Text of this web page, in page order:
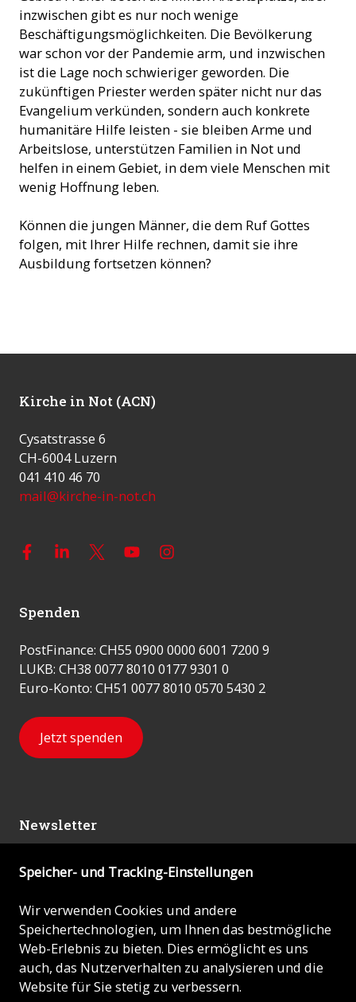
inzwischen gibt es nur noch wenige
Beschäftigungsmöglichkeiten. Die Bevölkerung
war schon vor der Pandemie arm, und inzwischen
ist die Lage noch schwieriger geworden. Die
zukünftigen Priester werden später nicht nur das
Evangelium verkünden, sondern auch konkrete
humanitäre Hilfe leisten - sie bleiben Arme und
Arbeitslose, unterstützen Familien in Not und
helfen in einem Gebiet, in dem viele Menschen mit
wenig Hoffnung leben.
Können die jungen Männer, die dem Ruf Gottes
folgen, mit Ihrer Hilfe rechnen, damit sie ihre
Ausbildung fortsetzen können?
Kirche in Not (ACN)
Cysatstrasse 6
CH-6004 Luzern
041 410 46 70
mail@kirche-in-not.ch
Spenden
PostFinance: CH55 0900 0000 6001 7200 9
LUKB: CH38 0077 8010 0177 9301 0
Euro-Konto: CH51 0077 8010 0570 5430 2
Jetzt spenden
Newsletter
Abonnieren
© 2026 - KIRCHE IN NOT (ACN)
Impressum
Speicher- und Tracking-Einstellungen
Wir verwenden Cookies und andere
Speichertechnologien, um Ihnen das bestmögliche
Web-Erlebnis zu bieten. Dies ermöglicht es uns
auch, das Nutzerverhalten zu analysieren und die
Website für Sie stetig zu verbessern.